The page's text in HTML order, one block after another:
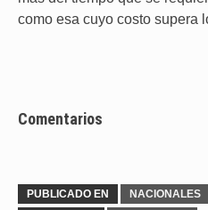
como esa cuyo costo supera
Comentarios
PUBLICADO EN
NACIONALES